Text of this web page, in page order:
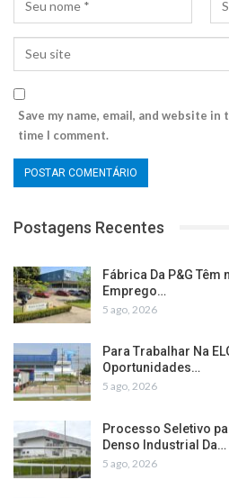
Save my name, email, and website
time I comment.
Postagens Recentes
Fábrica Da P&G
Emprego…
5 ago, 2026
Para Trabalhar Na
Oportunidades…
5 ago, 2026
Processo Seletivo
Denso Industrial Da…
5 ago, 2026